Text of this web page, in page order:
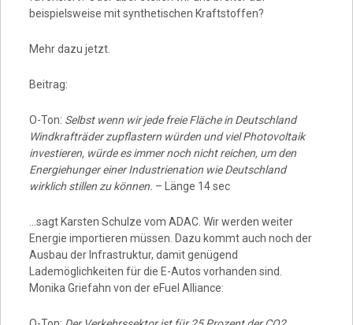
beispielsweise mit synthetischen Kraftstoffen?
Mehr dazu jetzt.
Beitrag:
O-Ton: Selbst wenn wir jede freie Fläche in Deutschland
Windkrafträder zupflastern würden und viel Photovoltaik
investieren, würde es immer noch nicht reichen, um den
Energiehunger einer Industrienation wie Deutschland
wirklich stillen zu können. – Länge 14 sec
…sagt Karsten Schulze vom ADAC. Wir werden weiter
Energie importieren müssen. Dazu kommt auch noch der
Ausbau der Infrastruktur, damit genügend
Lademöglichkeiten für die E-Autos vorhanden sind.
Monika Griefahn von der eFuel Alliance: